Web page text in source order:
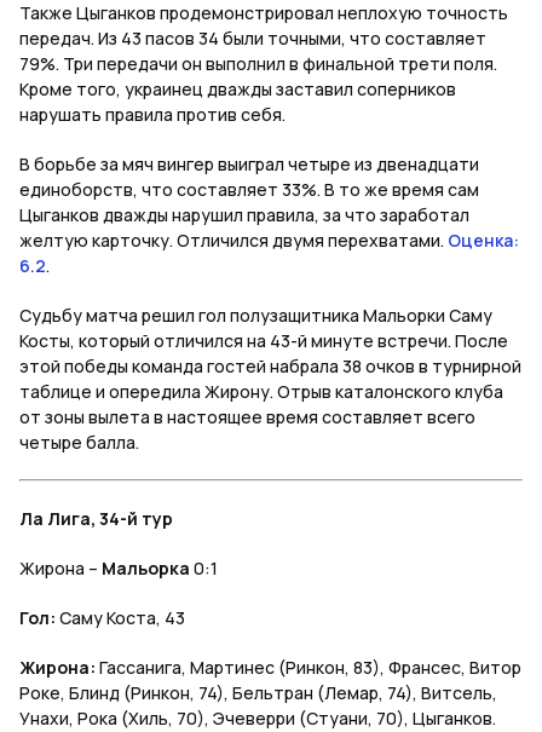
Также Цыганков продемонстрировал неплохую точность
передач. Из 43 пасов 34 были точными, что составляет
79%. Три передачи он выполнил в финальной трети поля.
Кроме того, украинец дважды заставил соперников
нарушать правила против себя.
В борьбе за мяч вингер выиграл четыре из двенадцати
единоборств, что составляет 33%. В то же время сам
Цыганков дважды нарушил правила, за что заработал
желтую карточку. Отличился двумя перехватами. Оценка:
6.2.
Судьбу матча решил гол полузащитника Мальорки Саму
Косты, который отличился на 43-й минуте встречи. После
этой победы команда гостей набрала 38 очков в турнирной
таблице и опередила Жирону. Отрыв каталонского клуба
от зоны вылета в настоящее время составляет всего
четыре балла.
Ла Лига, 34-й тур
Жирона – Мальорка 0:1
Гол: Саму Коста, 43
Жирона: Гассанига, Мартинес (Ринкон, 83), Франсес, Витор
Роке, Блинд (Ринкон, 74), Бельтран (Лемар, 74), Витсель,
Унахи, Рока (Хиль, 70), Эчеверри (Стуани, 70), Цыганков.